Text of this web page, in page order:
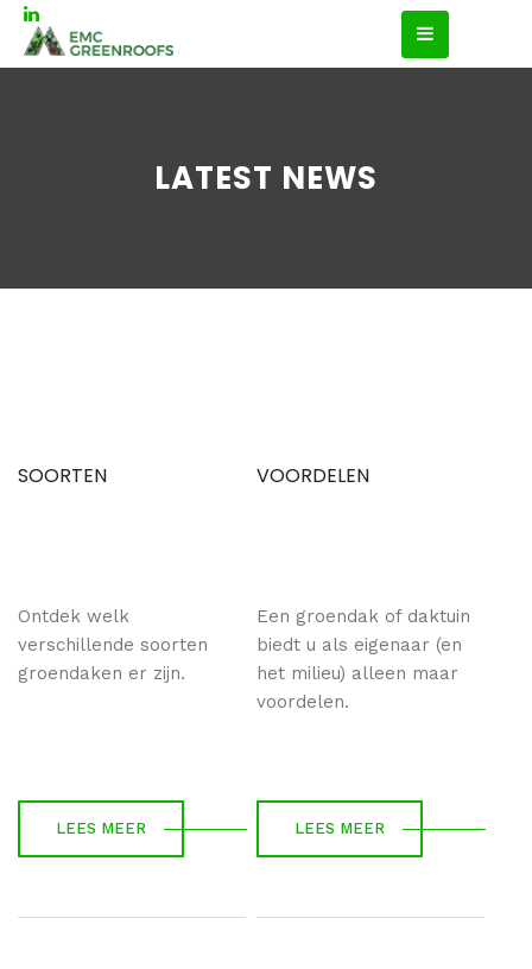
LATEST NEWS
SOORTEN
Ontdek welk
verschillende soorten
groendaken er zijn.
LEES MEER
VOORDELEN
Een groendak of daktuin
biedt u als eigenaar (en
het milieu) alleen maar
voordelen.
LEES MEER